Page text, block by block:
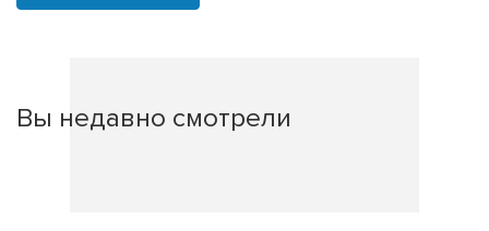
Вы недавно смотрели